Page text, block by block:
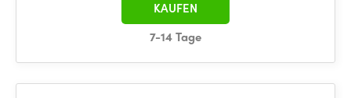
7-14 Tage
KAUFEN